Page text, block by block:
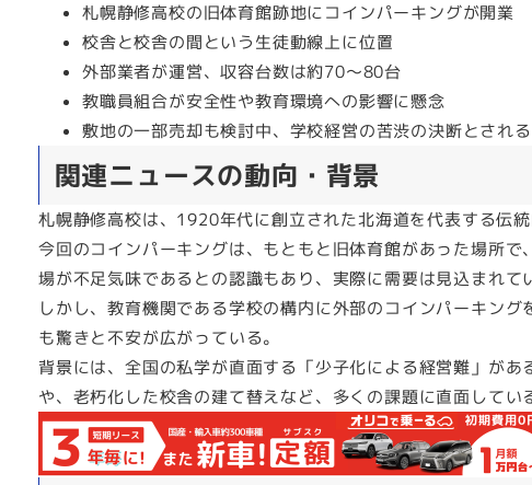
札幌静修高校の旧体育館跡地にコインパーキングが開業
校舎と校舎の間という生徒動線上に位置
外部業者が運営、収容台数は約70～80台
教職員組合が安全性や教育環境への影響に懸念
敷地の一部売却も検討中、学校経営の苦渋の決断とされる
関連ニュースの動向・背景
札幌静修高校は、1920年代に創立された北海道を代表する伝
今回のコインパーキングは、もともと旧体育館があった場所
場が不足気味であるとの認識もあり、実際に需要は見込まれて
しかし、教育機関である学校の構内に外部のコインパーキン
も驚きと不安が広がっている。
背景には、全国の私学が直面する「少子化による経営難」が
や、老朽化した校舎の建て替えなど、多くの課題に直面してい